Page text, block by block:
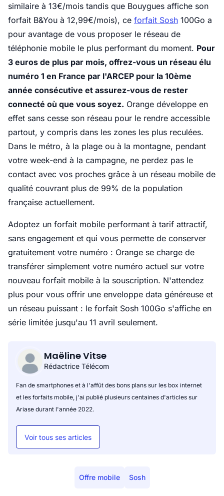
similaire à 13€/mois tandis que Bouygues affiche son
forfait B&You à 12,99€/mois), ce forfait Sosh 100Go a
pour avantage de vous proposer le réseau de
téléphonie mobile le plus performant du moment. Pour
3 euros de plus par mois, offrez-vous un réseau élu
numéro 1 en France par l'ARCEP pour la 10ème
année consécutive et assurez-vous de rester
connecté où que vous soyez. Orange développe en
effet sans cesse son réseau pour le rendre accessible
partout, y compris dans les zones les plus reculées.
Dans le métro, à la plage ou à la montagne, pendant
votre week-end à la campagne, ne perdez pas le
contact avec vos proches grâce à un réseau mobile de
qualité couvrant plus de 99% de la population
française actuellement.
Adoptez un forfait mobile performant à tarif attractif,
sans engagement et qui vous permette de conserver
gratuitement votre numéro : Orange se charge de
transférer simplement votre numéro actuel sur votre
nouveau forfait mobile à la souscription. N'attendez
plus pour vous offrir une enveloppe data généreuse et
un réseau puissant : le forfait Sosh 100Go s'affiche en
série limitée jusqu'au 11 avril seulement.
Maëline Vitse
Rédactrice Télécom
Fan de smartphones et à l'affût des bons plans sur les box internet
et les forfaits mobile, j'ai publié plusieurs centaines d'articles sur
Ariase durant l'année 2022.
Voir tous ses articles
Offre mobile Sosh